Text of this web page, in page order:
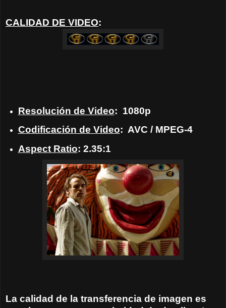
CALIDAD DE VIDEO:
Resolución de Video: 1080p
Codificación de Video: AVC / MPEG-4
Aspect Ratio: 2.35:1
La calidad de la transferencia de imagen es